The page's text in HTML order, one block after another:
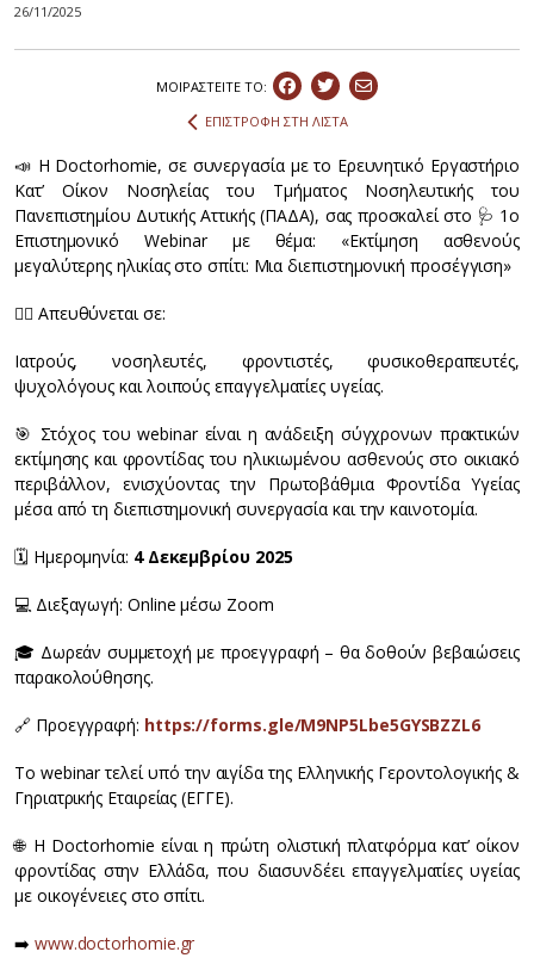
26/11/2025
ΜΟΙΡΑΣΤEIΤΕ ΤΟ:
ΕΠΙΣΤΡΟΦΗ ΣΤΗ ΛΙΣΤΑ
📣 Η Doctorhomie, σε συνεργασία με το Ερευνητικό Εργαστήριο
Κατ’ Οίκον Νοσηλείας του Τμήματος Νοσηλευτικής του
Πανεπιστημίου Δυτικής Αττικής (ΠΑΔΑ), σας προσκαλεί στο 🩺 1ο
Επιστημονικό Webinar με θέμα: «Εκτίμηση ασθενούς
μεγαλύτερης ηλικίας στο σπίτι: Μια διεπιστημονική προσέγγιση»
👩‍⚕️ Απευθύνεται σε:
Ιατρούς, νοσηλευτές, φροντιστές, φυσικοθεραπευτές,
ψυχολόγους και λοιπούς επαγγελματίες υγείας.
🎯 Στόχος του webinar είναι η ανάδειξη σύγχρονων πρακτικών
εκτίμησης και φροντίδας του ηλικιωμένου ασθενούς στο οικιακό
περιβάλλον, ενισχύοντας την Πρωτοβάθμια Φροντίδα Υγείας
μέσα από τη διεπιστημονική συνεργασία και την καινοτομία.
🗓️ Ημερομηνία: 4 Δεκεμβρίου 2025
💻 Διεξαγωγή: Online μέσω Zoom
🎓 Δωρεάν συμμετοχή με προεγγραφή – θα δοθούν βεβαιώσεις
παρακολούθησης.
🔗 Προεγγραφή: https://forms.gle/M9NP5Lbe5GYSBZZL6
Το webinar τελεί υπό την αιγίδα της Ελληνικής Γεροντολογικής &
Γηριατρικής Εταιρείας (ΕΓΓΕ).
🌐 Η Doctorhomie είναι η πρώτη ολιστική πλατφόρμα κατ’ οίκον
φροντίδας στην Ελλάδα, που διασυνδέει επαγγελματίες υγείας
με οικογένειες στο σπίτι.
➡️ www.doctorhomie.gr